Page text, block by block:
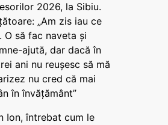
2026, la Sibiu.
„Am zis iau ce
O să fac naveta și
ajută, dar dacă în
ani nu reușesc să mă
nu cred că mai
în învățământ”
Ion, întrebat cum le